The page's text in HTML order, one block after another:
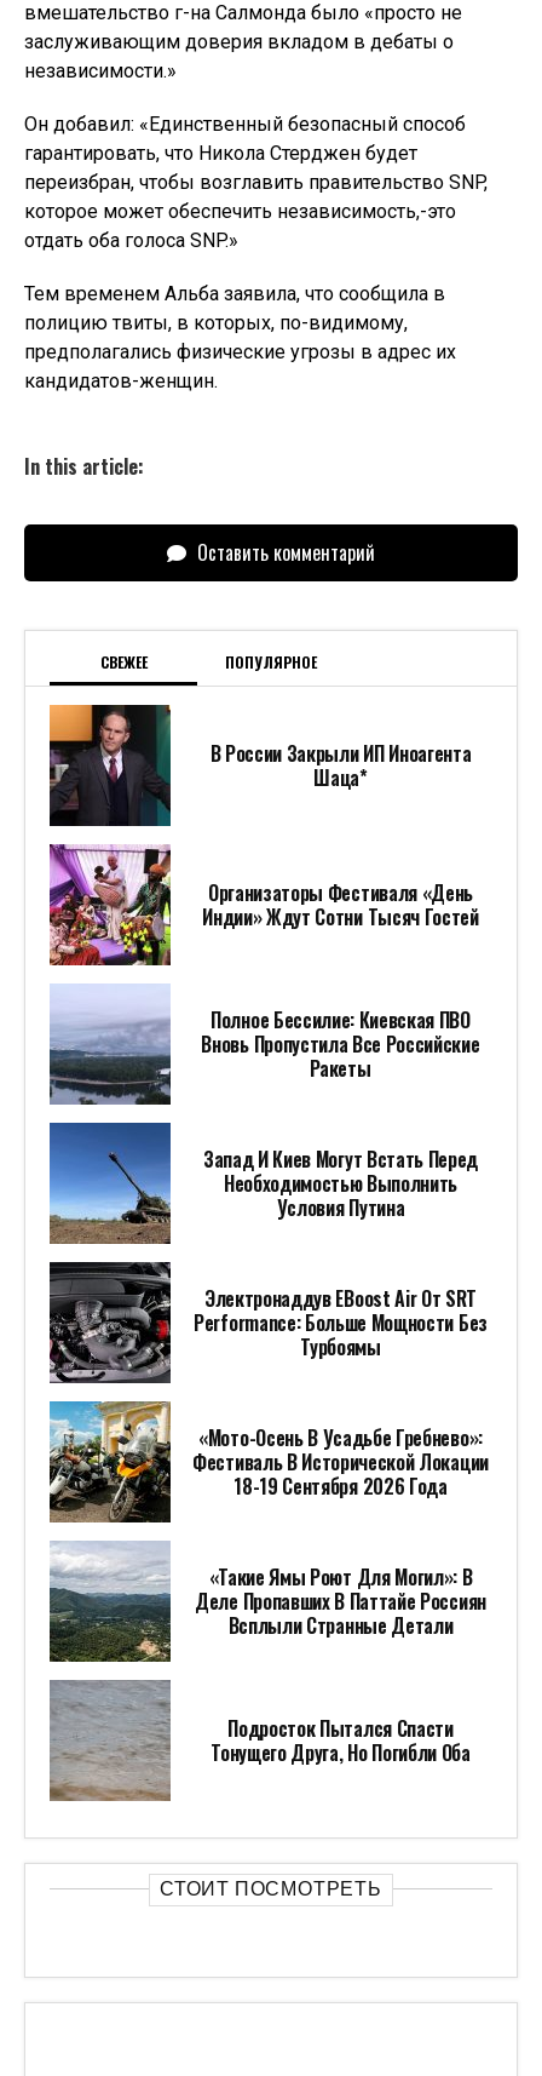
вмешательство г-на Салмонда было «просто не
заслуживающим доверия вкладом в дебаты о
независимости.»
Он добавил: «Единственный безопасный способ
гарантировать, что Никола Стерджен будет
переизбран, чтобы возглавить правительство SNP,
которое может обеспечить независимость,-это
отдать оба голоса SNP.»
Тем временем Альба заявила, что сообщила в
полицию твиты, в которых, по-видимому,
предполагались физические угрозы в адрес их
кандидатов-женщин.
In this article:
Оставить комментарий
СВЕЖЕЕ ПОПУЛЯРНОЕ
В России Закрыли ИП Иноагента
Шаца*
Организаторы Фестиваля «День
Индии» Ждут Сотни Тысяч Гостей
Полное Бессилие: Киевская ПВО
Вновь Пропустила Все Российские
Ракеты
Запад И Киев Могут Встать Перед
Необходимостью Выполнить
Условия Путина
Электронаддув EBoost Air От SRT
Performance: Больше Мощности Без
Турбоямы
«Мото-Осень В Усадьбе Гребнево»:
Фестиваль В Исторической Локации
18-19 Сентября 2026 Года
«Такие Ямы Роют Для Могил»: В
Деле Пропавших В Паттайе Россиян
Всплыли Странные Детали
Подросток Пытался Спасти
Тонущего Друга, Но Погибли Оба
СТОИТ ПОСМОТРЕТЬ